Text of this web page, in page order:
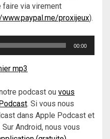
faire via virement
proxijeux).
00:00
mp3
podcast ou vous
. Si vous nous
dans Apple Podcast et
Android, nous vous